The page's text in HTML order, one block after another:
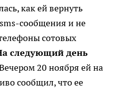
как ей вернуть
сообщения и не
сотовых
следующий день
20 ноября ей на
сообщил, что ее